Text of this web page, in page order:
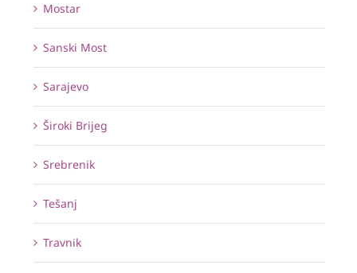
Mostar
Sanski Most
Sarajevo
Široki Brijeg
Srebrenik
Tešanj
Travnik